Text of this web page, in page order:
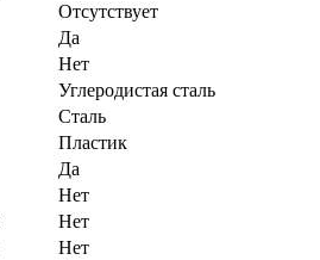
Отсутствует
Да
Нет
Углеродистая сталь
Сталь
Пластик
Да
Нет
Нет
Нет